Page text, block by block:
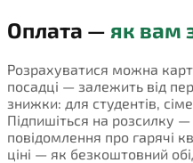
Оплата — як вам
Розрахуватися можна
посадці — залежить від
знижки: для студентів,
Підпишіться на розсилку
повідомлення про гарячі
ціні — як безкоштовний